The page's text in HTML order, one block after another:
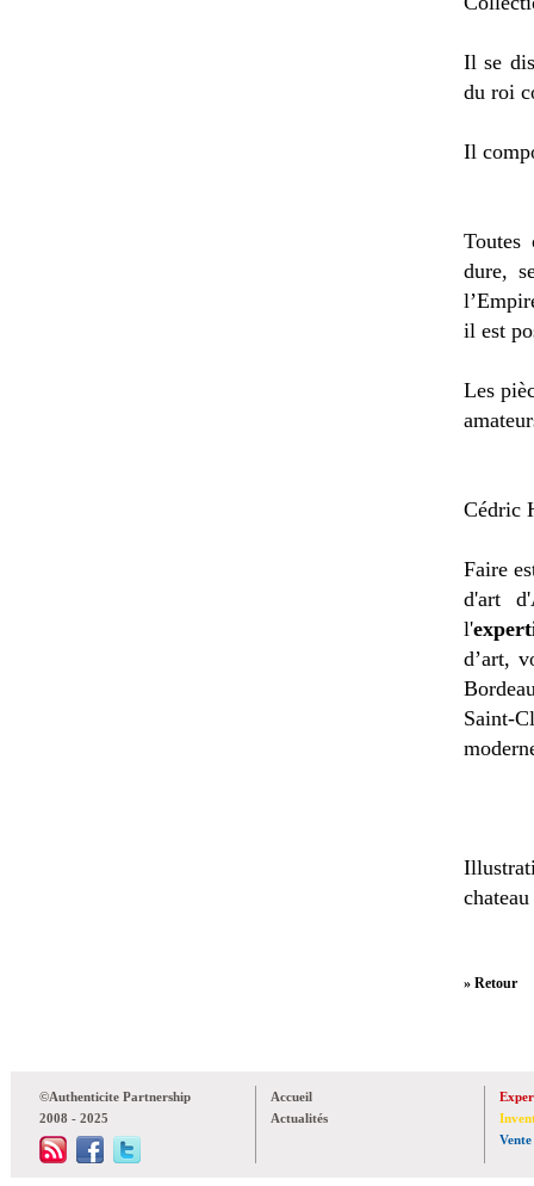
Il se
du roi
Il
Toutes
dure,
il est
Les
Cédric
Faire
d'art
l'
d’art,
Saint-
» Retour
©Authenticite Partnership
2008 - 2025
Accueil
Actualités
Vente